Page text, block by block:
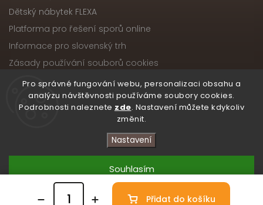
Pro správné fungování webu, personalizaci obsahu a
analýzu návštěvnosti používáme soubory cookies.
Podrobnosti naleznete zde. Nastavení můžete kdykoliv
změnit.
Nastavení
Odmítnout
Souhlasím
Přidat do košíku
Dětský nábytek FLEXA
Platforma pro řešení sporů online
Informace pro slovenský trh
Zásady používání souborů cookies
Copyright 2026Nábytek ATIKA, s.r.o.. Všechna práva
vyhrazena.
Upravit nastavení cookies
VytvořilShoptet| DesignShoptak.cz